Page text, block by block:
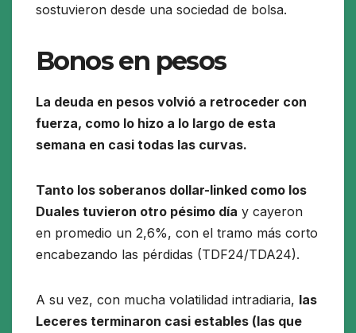
sostuvieron desde una sociedad de bolsa.
Bonos en pesos
La deuda en pesos volvió a retroceder con
fuerza, como lo hizo a lo largo de esta
semana en casi todas las curvas.
Tanto los soberanos dollar-linked como los
Duales tuvieron otro pésimo día y cayeron
en promedio un 2,6%, con el tramo más corto
encabezando las pérdidas (TDF24/TDA24).
A su vez, con mucha volatilidad intradiaria, las
Leceres terminaron casi estables (las que